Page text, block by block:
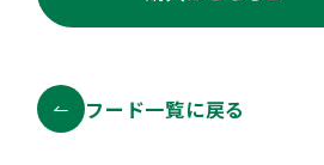
フード一覧に戻る